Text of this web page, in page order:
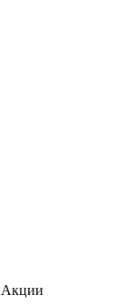
Акции